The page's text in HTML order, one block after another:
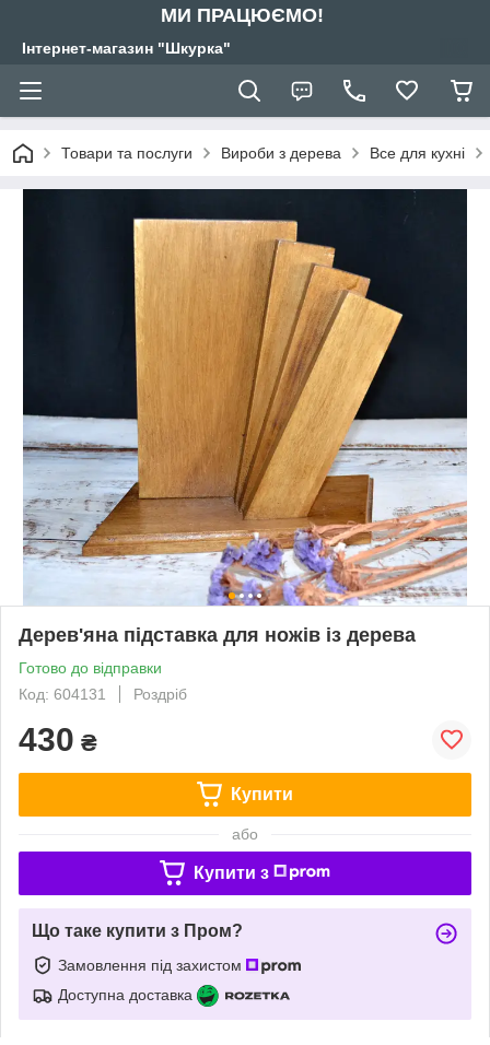
МИ ПРАЦЮЄМО!
Інтернет-магазин "Шкурка"
Товари та послуги Вироби з дерева Все для кухні
Дерев'яна підставка для ножів із дерева
Готово до відправки
Код: 604131
Роздріб
430 ₴
Купити
або
Купити з
Що таке купити з Пром?
Замовлення під захистом
Доступна доставка